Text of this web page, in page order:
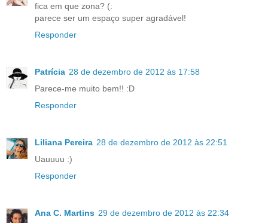
fica em que zona? (:
parece ser um espaço super agradável!
Responder
Patrícia 28 de dezembro de 2012 às 17:58
Parece-me muito bem!! :D
Responder
Liliana Pereira 28 de dezembro de 2012 às 22:51
Uauuuu :)
Responder
Ana C. Martins 29 de dezembro de 2012 às 22:34